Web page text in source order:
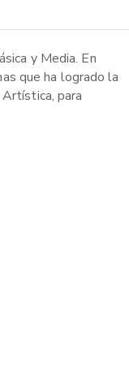
y Media. En
que ha logrado la
para